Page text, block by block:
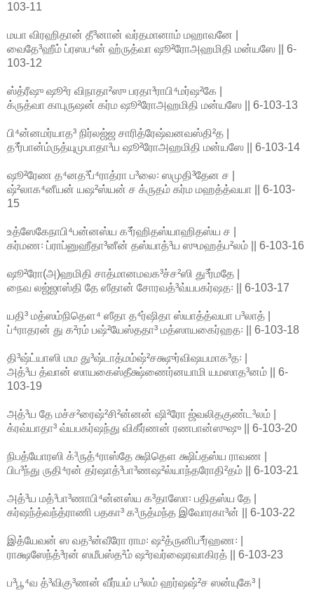
103-11
மயா விரஹிதான் தீ³னான் வர்தமானாம் மஹாவனே |
வைதே³ஹீம் ப்ரஸப⁴ன் ஹ்ருத்வா ஷூ²ரோஅஹமிதி மன்யஸே || 6-
103-12
ஸ்த்ரீஷு ஷூ²ர விநாதா²ஸு பரதா³ராபி⁴மர்ஷ²கே |
க்ருத்வா காபுருஷன் கர்ம ஷூ²ரோஅஹமிதி மன்யஸே || 6-103-13
பி⁴ன்னமர்யாத³ நிர்லஜ்ஜ சாரித்ரேஷ்வனவஸ்தி²த |
த³ர்பான்ம்ருத்யுமுபாதா³ய ஷூ²ரோஅஹமிதி மன்யஸே || 6-103-14
ஷூ²ரேண த⁴னத³ப்⁴ராத்ரா ப³லை꞉ ஸமுதி³தேன ச |
ஷ்²லாக⁴னீயன் யஷ²ஸ்யன் ச க்ருதம் கர்ம மஹத்த்வயா || 6-103-
15
உத்ஸேகேநாபி⁴பன்னஸ்ய க³ர்ஹிதஸ்யாஹிதஸ்ய ச |
கர்மண꞉ ப்ராப்னுஹீதா³னீன் தஸ்யாத்³ய ஸுமஹத்ப²லம் || 6-103-16
ஷூ²ரோ(அ)ஹமிதி சாத்மானமவக³ச்ச²ஸி து³ர்மதே |
நைவ லஜ்ஜாஸ்தி தே ஸீதான் சோரவத்³வ்யபகர்ஷத꞉ || 6-103-17
யதி³ மத்ஸம்நிதௌ⁴ ஸீதா த⁴ர்ஷிதா ஸ்யாத்த்வயா ப³லாத் |
ப்⁴ராதரன் து க²ரம் பஷ்²யேஸ்ததா³ மத்ஸாயகைர்ஹத꞉ || 6-103-18
தி³ஷ்ட்யாஸி மம து³ஷ்டாத்மம்ஷ்²சக்ஷுர்விஷயமாக³த꞉ |
அத்³ய த்வான் ஸாயகைஸ்தீக்ஷ்ணைர்னயாமி யமஸாத³னம் || 6-
103-19
அத்³ய தே மச்ச²ரைஷ்²சி²ன்னன் ஷி²ரோ ஜ்வலிதகுண்ட³லம் |
க்ரவ்யாதா³ வ்யபகர்ஷந்து விகீர்ணன் ரணபான்ஸுஷு || 6-103-20
நிபத்யோரஸி க்³ருத்⁴ராஸ்தே க்ஷிதௌ க்ஷிப்தஸ்ய ராவண |
பிப³ந்து ருதி⁴ரன் தர்ஷாத்³பா³ணஷ²ல்யாந்தரோதி²தம் || 6-103-21
அத்³ய மத்³பா³ணாபி⁴ன்னஸ்ய க³தாஸோ꞉ பதிதஸ்ய தே |
கர்ஷந்த்வந்த்ராணி பதகா³ க³ருத்மந்த இவோரகா³ன் || 6-103-22
இத்யேவன் ஸ வத³ன்வீரோ ராம꞉ ஷ²த்ருனிப³ர்ஹண꞉ |
ராக்ஷஸேந்த்³ரன் ஸமீபஸ்த²ம் ஷ²ரவர்ஷைரவாகிரத் || 6-103-23
ப³பூ⁴வ த்³விகு³ணன் வீர்யம் ப³லம் ஹர்ஷஷ்²ச ஸன்யுகே³ |